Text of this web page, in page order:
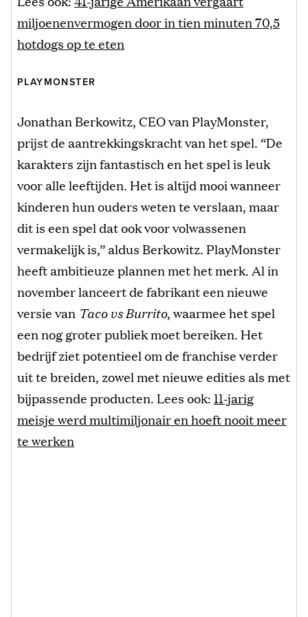
miljoenenvermogen door in tien minuten 70,5
hotdogs op te eten
PLAYMONSTER
Jonathan Berkowitz, CEO van PlayMonster,
prijst de aantrekkingskracht van het spel. “De
karakters zijn fantastisch en het spel is leuk
voor alle leeftijden. Het is altijd mooi wanneer
kinderen hun ouders weten te verslaan, maar
dit is een spel dat ook voor volwassenen
vermakelijk is,” aldus Berkowitz. PlayMonster
heeft ambitieuze plannen met het merk. Al in
november lanceert de fabrikant een nieuwe
versie van Taco vs Burrito, waarmee het spel
een nog groter publiek moet bereiken. Het
bedrijf ziet potentieel om de franchise verder
uit te breiden, zowel met nieuwe edities als met
bijpassende producten. Lees ook:11-jarig
meisje werd multimiljonair en hoeft nooit meer
te werken